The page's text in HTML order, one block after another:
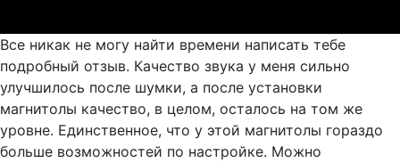
Все никак не могу найти времени написать тебе
подробный отзыв. Качество звука у меня сильно
улучшилось после шумки, а после установки
магнитолы качество, в целом, осталось на том же
уровне. Единственное, что у этой магнитолы гораздо
больше возможностей по настройке. Можно